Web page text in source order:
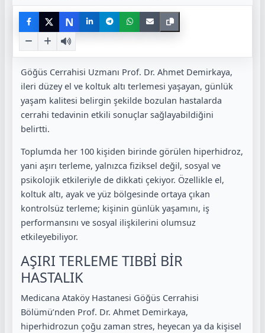
N
Göğüs Cerrahisi Uzmanı Prof. Dr. Ahmet Demirkaya,
ileri düzey el ve koltuk altı terlemesi yaşayan, günlük
yaşam kalitesi belirgin şekilde bozulan hastalarda
cerrahi tedavinin etkili sonuçlar sağlayabildiğini
belirtti.
Toplumda her 100 kişiden birinde görülen hiperhidroz,
yani aşırı terleme, yalnızca fiziksel değil, sosyal ve
psikolojik etkileriyle de dikkati çekiyor. Özellikle el,
koltuk altı, ayak ve yüz bölgesinde ortaya çıkan
kontrolsüz terleme; kişinin günlük yaşamını, iş
performansını ve sosyal ilişkilerini olumsuz
etkileyebiliyor.
AŞIRI TERLEME TIBBİ BİR
HASTALIK
Medicana Ataköy Hastanesi Göğüs Cerrahisi
Bölümü’nden Prof. Dr. Ahmet Demirkaya,
hiperhidrozun çoğu zaman stres, heyecan ya da kişisel